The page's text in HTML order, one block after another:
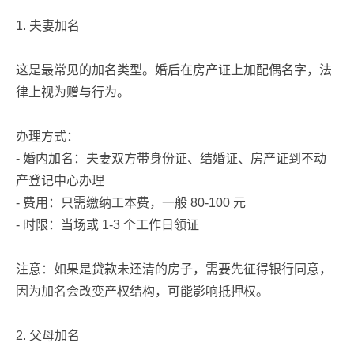
1. 夫妻加名
这是最常见的加名类型。婚后在房产证上加配偶名字，法
律上视为赠与行为。
办理方式：
- 婚内加名：夫妻双方带身份证、结婚证、房产证到不动
产登记中心办理
- 费用：只需缴纳工本费，一般 80-100 元
- 时限：当场或 1-3 个工作日领证
注意：如果是贷款未还清的房子，需要先征得银行同意，
因为加名会改变产权结构，可能影响抵押权。
2. 父母加名